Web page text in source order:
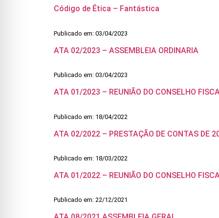
Código de Ética – Fantástica
Publicado em: 03/04/2023
ATA 02/2023 – ASSEMBLEIA ORDINARIA
Publicado em: 03/04/2023
ATA 01/2023 – REUNIÃO DO CONSELHO
Publicado em: 18/04/2022
ATA 02/2022 – PRESTAÇÃO DE CONTAS DE
Publicado em: 18/03/2022
ATA 01/2022 – REUNIÃO DO CONSELHO
Publicado em: 22/12/2021